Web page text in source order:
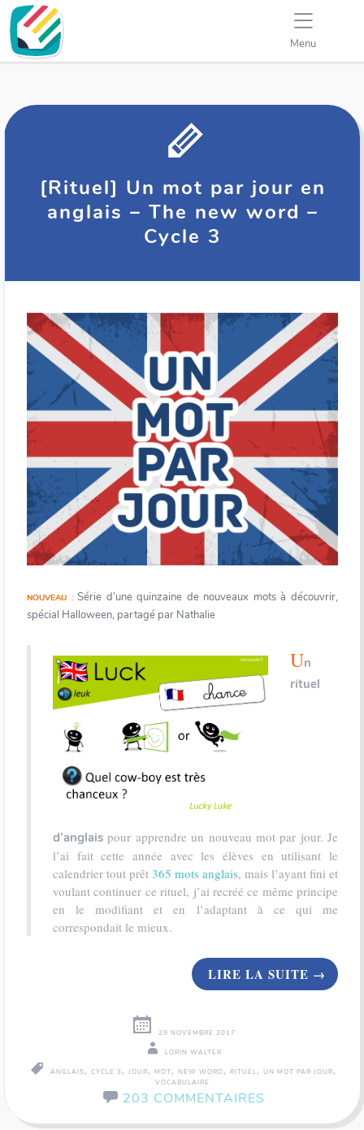
Menu
[Rituel] Un mot par jour en
anglais – The new word –
Cycle 3
NOUVEAU : Série d’une quinzaine de nouveaux mots à découvrir,
spécial Halloween, partagé par Nathalie
Un
rituel
d’anglais pour apprendre un nouveau mot par jour. Je
l’ai fait cette année avec les élèves en utilisant le
calendrier tout prêt 365 mots anglais, mais l’ayant fini et
voulant continuer ce rituel, j’ai recréé ce même principe
en le modifiant et en l’adaptant à ce qui me
correspondait le mieux.
LIRE LA SUITE →
29 NOVEMBRE 2017
LORIN WALTER
ANGLAIS, CYCLE 3 , JOUR, MOT, NEW WORD, RITUEL, UN MOT PAR JOUR,
VOCABULAIRE
203 COMMENTAIRES